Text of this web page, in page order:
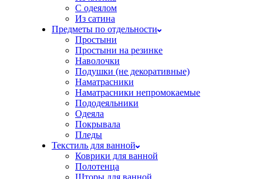
С одеялом
Из сатина
Предметы по отдельности
Простыни
Простыни на резинке
Наволочки
Подушки (не декоративные)
Наматрасники
Наматрасники непромокаемые
Пододеяльники
Одеяла
Покрывала
Пледы
Текстиль для ванной
Коврики для ванной
Полотенца
Шторы для ванной